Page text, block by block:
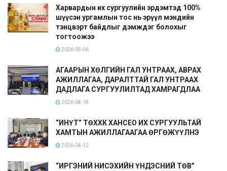
Харвардын их сургуулийн эрдэмтэд 100%
шүүсэн ургамлын тос нь эрүүл мэндийн
тэнцвэрт байдлыг дэмждэг болохыг
тогтоожээ
2026-05-06
АГААРЫН ХӨЛГИЙН ГАЛ УНТРААХ, АВРАХ
АЖИЛЛАГАА, ДАРАЛТТАЙ ГАЛ УНТРААХ
ДАДЛАГА СУРГУУЛИЛТАД ХАМРАГДЛАА
2026-04-18
“ИНҮТ” ТӨХХК ХАНСЕО ИХ СУРГУУЛЬТАЙ
ХАМТЫН АЖИЛЛАГААГАА ӨРГӨЖҮҮЛНЭ
2026-04-12
“ИРГЭНИЙ НИСЭХИЙН ҮНДЭСНИЙ ТӨВ”